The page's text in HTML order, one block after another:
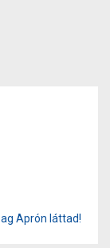
Aprón láttad!